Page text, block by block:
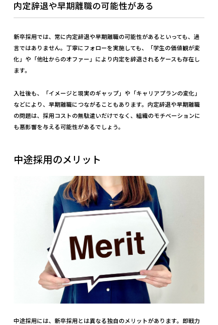
内定辞退や早期離職の可能性がある
新卒採用では、常に内定辞退や早期離職の可能性があるといっても、過
言ではありません。丁寧にフォローを実施しても、「学生の価値観が変
化」や「他社からのオファー」により内定を辞退されるケースも存在し
ます。
入社後も、「イメージと現実のギャップ」や「キャリアプランの変化」
などにより、早期離職につながることもあります。内定辞退や早期離職
の問題は、採用コストの無駄遣いだけでなく、組織のモチベーションに
も悪影響を与える可能性があるでしょう。
中途採用のメリット
中途採用には、新卒採用とは異なる独自のメリットがあります。即戦力